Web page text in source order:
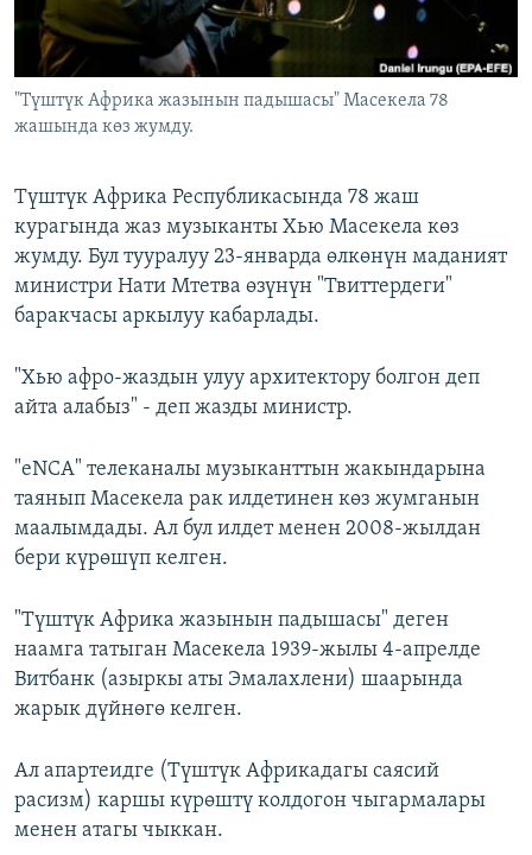
ЭЕ/АРнун бардык сайттары
"Түштүк Африка жазынын падышасы" Масекела 78
жашында көз жумду.
Түштүк Африка Республикасында 78 жаш
курагында жаз музыканты Хью Масекела көз
жумду. Бул тууралуу 23-январда өлкөнүн маданият
министри Нати Мтетва өзүнүн "Твиттердеги"
баракчасы аркылуу кабарлады.
"Хью афро-жаздын улуу архитектору болгон деп
айта алабыз" - деп жазды министр.
"eNCA" телеканалы музыканттын жакындарына
таянып Масекела рак илдетинен көз жумганын
маалымдады. Ал бул илдет менен 2008-жылдан
бери күрөшүп келген.
"Түштүк Африка жазынын падышасы" деген
наамга татыган Масекела 1939-жылы 4-апрелде
Витбанк (азыркы аты Эмалахлени) шаарында
жарык дүйнөгө келген.
Ал апартеидге (Түштүк Африкадагы саясий
расизм) каршы күрөштү колдогон чыгармалары
менен атагы чыккан.